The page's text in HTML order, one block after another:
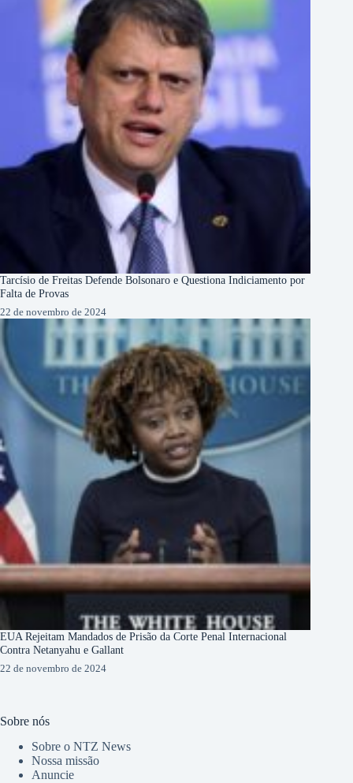
Tarcísio de Freitas Defende Bolsonaro e Questiona Indiciamento por
Falta de Provas
22 de novembro de 2024
EUA Rejeitam Mandados de Prisão da Corte Penal Internacional
Contra Netanyahu e Gallant
22 de novembro de 2024
Sobre nós
Sobre o NTZ News
Nossa missão
Anuncie